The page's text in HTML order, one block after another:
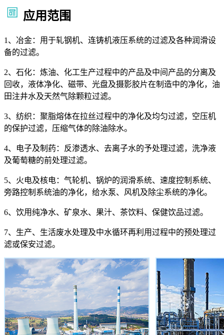
应用范围
1、冶金：用于轧钢机、连铸机液压系统的过滤及各种润滑设
备的过滤。
2、石化：炼油、化工生产过程中的产品及中间产品的分离及
回收，液体净化、磁带、光盘及摄影胶片在制造中的净化，油
田注井水及天然气除颗粒过滤。
3、纺织：聚脂熔体在拉丝过程中的净化及均匀过滤，空压机
的保护过滤，压缩气体的除油除水。
4、电子及制药：反渗透水、去离子水的予处理过滤，洗净液
及葡萄糖的前处理过滤。
5、火电及核电：气轮机、锅炉的润滑系统、速度控制系统、
旁路控制系统油的净化，给水泵、风机及除尘系统的净化。
6、饮用纯净水、矿泉水、果汁、茶饮料、保健饮品过滤。
7、生产、生活废水处理及中水循环再利用过程中的预处理过
滤或保安过滤。